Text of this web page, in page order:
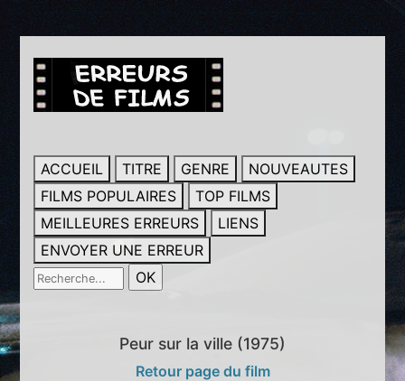
ACCUEIL TITRE GENRE
NOUVEAUTES
FILMS POPULAIRES
TOP FILMS
MEILLEURES ERREURS
LIENS
ENVOYER UNE ERREUR
Peur sur la ville (1975)
Retour page du film